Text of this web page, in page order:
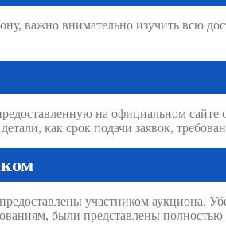
важно внимательно изучить всю
на официальном сайте
как срок подачи заявок,
участником аукциона.
были представлены полностью